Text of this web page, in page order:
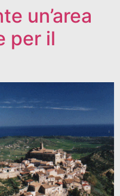
un’area
per il